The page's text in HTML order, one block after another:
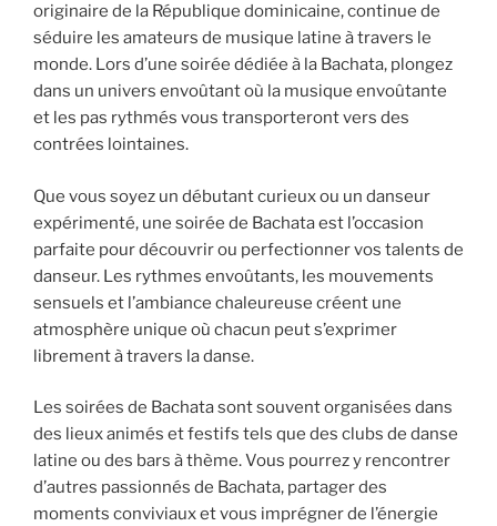
originaire de la République dominicaine, continue de
séduire les amateurs de musique latine à travers le
monde. Lors d’une soirée dédiée à la Bachata, plongez
dans un univers envoûtant où la musique envoûtante
et les pas rythmés vous transporteront vers des
contrées lointaines.
Que vous soyez un débutant curieux ou un danseur
expérimenté, une soirée de Bachata est l’occasion
parfaite pour découvrir ou perfectionner vos talents de
danseur. Les rythmes envoûtants, les mouvements
sensuels et l’ambiance chaleureuse créent une
atmosphère unique où chacun peut s’exprimer
librement à travers la danse.
Les soirées de Bachata sont souvent organisées dans
des lieux animés et festifs tels que des clubs de danse
latine ou des bars à thème. Vous pourrez y rencontrer
d’autres passionnés de Bachata, partager des
moments conviviaux et vous imprégner de l’énergie